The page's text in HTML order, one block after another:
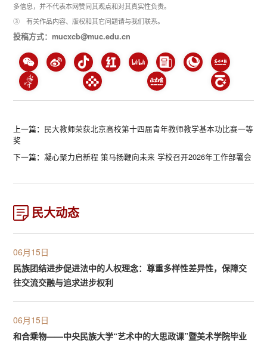
多信息，并不代表本网赞同其观点和对其真实性负责。
③ 有关作品内容、版权和其它问题请与我们联系。
投稿方式：mucxcb@muc.edu.cn
上一篇： 民大教师荣获北京高校第十四届青年教师教学基本功比赛一等
奖
下一篇：凝心聚力启新程 策马扬鞭向未来 学校召开2026年工作部署会
民大动态
06月15日
民族团结进步促进法中的人权理念：尊重多样性差异性，保障交
往交流交融与追求进步权利
06月15日
和合乘物——中央民族大学“艺术中的大思政课”暨美术学院毕业